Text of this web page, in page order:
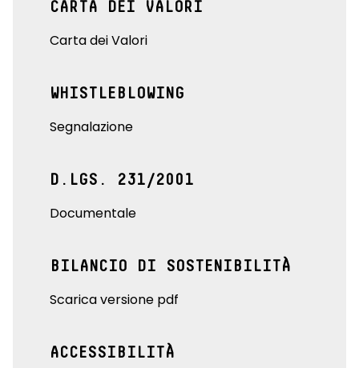
CARTA DEI VALORI
Carta dei Valori
WHISTLEBLOWING
Segnalazione
D.LGS. 231/2001
Documentale
BILANCIO DI SOSTENIBILITÀ
Scarica versione pdf
ACCESSIBILITÀ